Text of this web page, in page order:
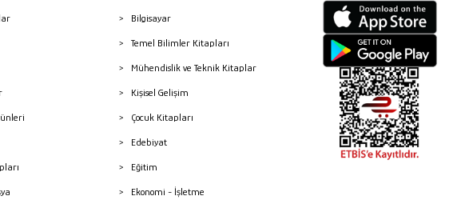
Bilgisayar
Temel Bilimler Kitapları
Mühendislik ve Teknik Kitaplar
Kişisel Gelişim
Çocuk Kitapları
Edebiyat
Eğitim
Ekonomi - İşletme